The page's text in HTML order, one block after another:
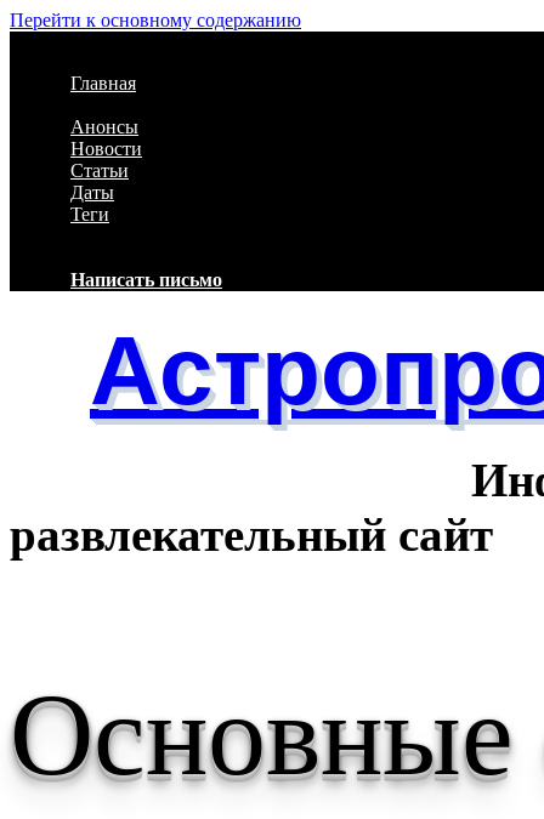
Перейти к основному содержанию
Главная
Анонсы
Новости
Статьи
Даты
Теги
Написать письмо
развлекательный сайт
Основные